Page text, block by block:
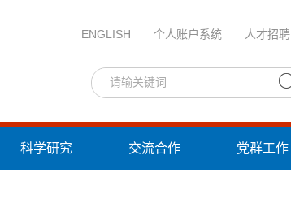
ENGLISH 个人账户系统 人才招聘
科学研究 交流合作 党群工作